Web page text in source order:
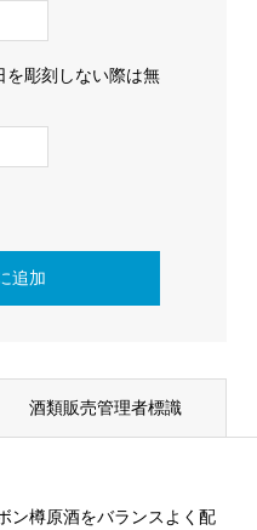
を彫刻しない際は無
酒類販売管理者標識
ン樽原酒をバランスよく配